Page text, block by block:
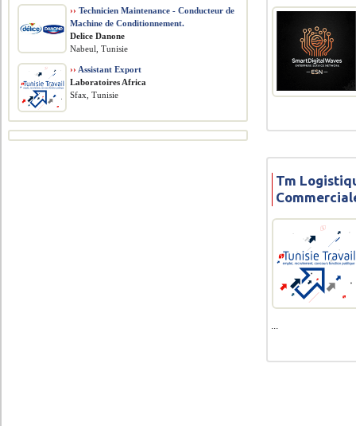
Tm
...
›› Technicien Maintenance - Conducteur de
Machine de Conditionnement.
Delice Danone
Nabeul, Tunisie
›› Assistant Export
Laboratoires Africa
Sfax, Tunisie